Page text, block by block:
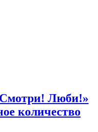
Люби!»
количество